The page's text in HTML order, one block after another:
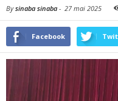
Bysinaba sinaba - 27 mai 2025
Facebook